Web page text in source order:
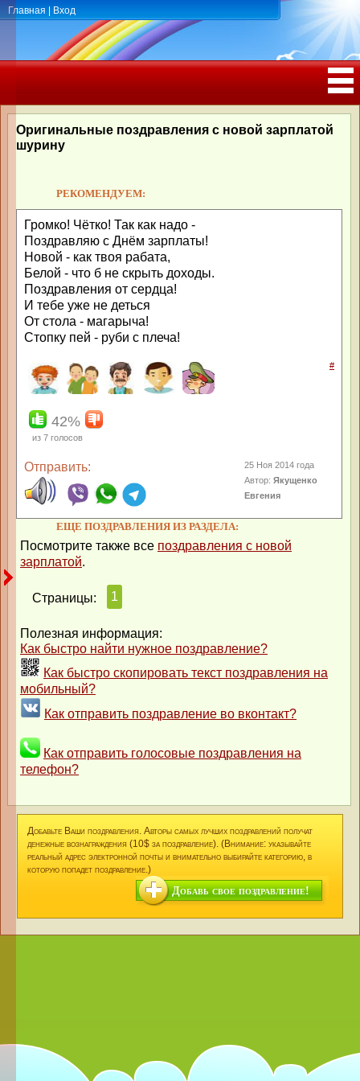
Главная Вход
РОЖДЕНИЯ, ЮБИЛЕЕМ
Оригинальные поздравления с новой зарплатой
шурину
РЕКОМЕНДУЕМ:
Громко! Чётко! Так как надо -
Поздравляю с Днём зарплаты!
Новой - как твоя рабата,
Белой - что б не скрыть доходы.
Поздравления от сердца!
И тебе уже не деться
От стола - магарыча!
Стопку пей - руби с плеча!
#
42%
из 7 голосов
Отправить:
25 Ноя 2014 года
Автор:Якущенко
Евгения
ЕЩЕ ПОЗДРАВЛЕНИЯ ИЗ РАЗДЕЛА:
Посмотрите также все поздравления с новой
зарплатой.
Страницы: 1
Полезная информация:
Как быстро найти нужное поздравление?
Как быстро скопировать текст поздравления на
мобильный?
Как отправить поздравление во вконтакт?
Как отправить голосовые поздравления на
телефон?
Добавьте Ваши поздравления. Авторы самых лучших поздравлений получат
денежные вознаграждения (10$ за поздравление). (Внимание: указывайте
реальный адрес электронной почты и внимательно выбирайте категорию, в
которую попадет поздравление.)
Добавь свое поздравление!